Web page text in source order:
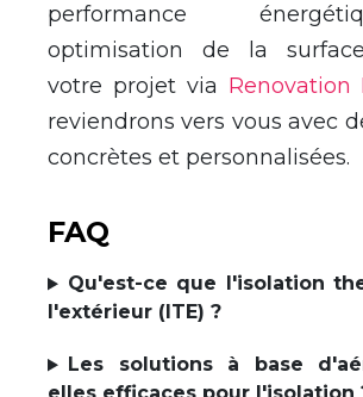
performance
optimisation de la
votre projet via Renovation
reviendrons vers vous avec
concrètes et personnalisées.
FAQ
Qu'est-ce que l'isolation
l'extérieur (ITE) ?
Les solutions à base